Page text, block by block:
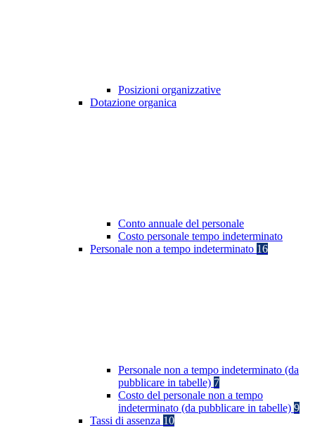
Posizioni organizzative
Dotazione organica
Conto annuale del personale
Costo personale tempo indeterminato
Personale non a tempo indeterminato 16
Personale non a tempo indeterminato (da
pubblicare in tabelle) 7
Costo del personale non a tempo
indeterminato (da pubblicare in tabelle) 9
Tassi di assenza 10